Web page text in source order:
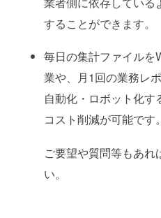
することができます。
毎日の集計ファイルを
業や、月1回の業務レ
自動化・ロボット化す
コスト削減が可能です。
ご要望や質問等もあれ
い。